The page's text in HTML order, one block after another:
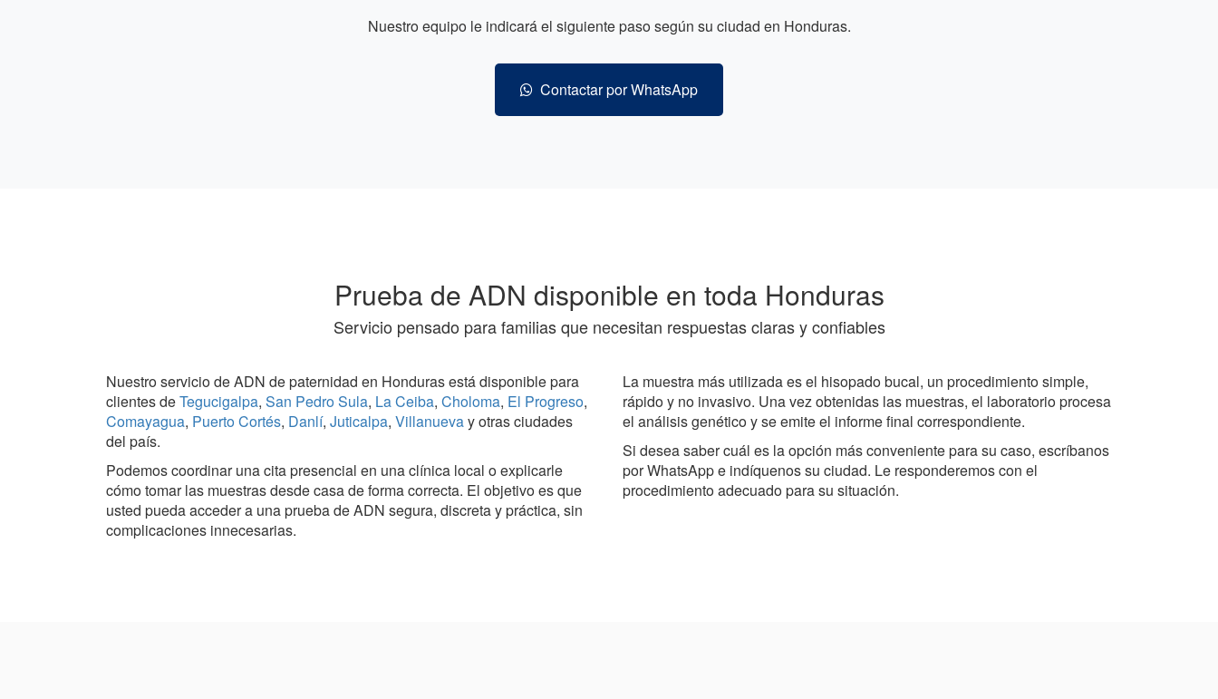
Nuestro equipo le indicará el siguiente paso según su ciudad en Honduras.
Contactar por WhatsApp
Prueba de ADN disponible en toda Honduras
Servicio pensado para familias que necesitan respuestas claras y confiables
Nuestro servicio de ADN de paternidad en Honduras está disponible para
clientes deTegucigalpa, San Pedro Sula, La Ceiba, Choloma, El Progreso,
Comayagua, Puerto Cortés, Danlí, Juticalpa, Villanuevay otras ciudades
del país.
Podemos coordinar una cita presencial en una clínica local o explicarle
cómo tomar las muestras desde casa de forma correcta. El objetivo es que
usted pueda acceder a una prueba de ADN segura, discreta y práctica, sin
complicaciones innecesarias.
La muestra más utilizada es el hisopado bucal, un procedimiento simple,
rápido y no invasivo. Una vez obtenidas las muestras, el laboratorio procesa
el análisis genético y se emite el informe final correspondiente.
Si desea saber cuál es la opción más conveniente para su caso, escríbanos
por WhatsApp e indíquenos su ciudad. Le responderemos con el
procedimiento adecuado para su situación.